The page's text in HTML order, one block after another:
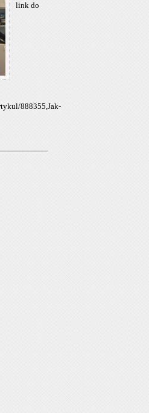
link do
888355,Jak-